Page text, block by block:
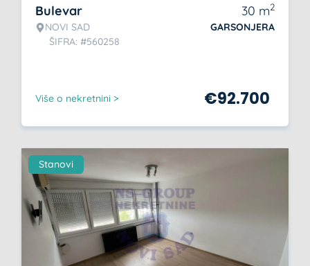
Bulevar
NOVI SAD
ŠIFRA: #560258
30 m2
GARSONJERA
Više o nekretnini > €92.700
Stanovi